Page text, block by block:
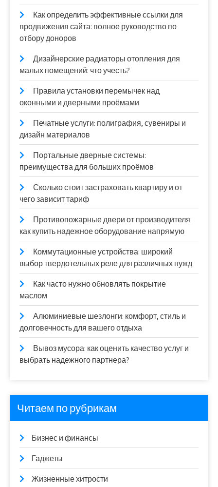
Как определить эффективные ссылки для
продвижения сайта: полное руководство по
отбору доноров
Дизайнерские радиаторы отопления для
малых помещений: что учесть?
Правила установки перемычек над
оконными и дверными проёмами
Печатные услуги: полиграфия, сувениры и
дизайн материалов
Портальные дверные системы:
преимущества для больших проёмов
Сколько стоит застраховать квартиру и от
чего зависит тариф
Противопожарные двери от производителя:
как купить надежное оборудование напрямую
Коммутационные устройства: широкий
выбор твердотельных реле для различных нужд
Как часто нужно обновлять покрытие
маслом
Алюминиевые шезлонги: комфорт, стиль и
долговечность для вашего отдыха
Вывоз мусора: как оценить качество услуг и
выбрать надежного партнера?
Читаем по рубрикам
Бизнес и финансы
Гаджеты
Жизненные хитрости